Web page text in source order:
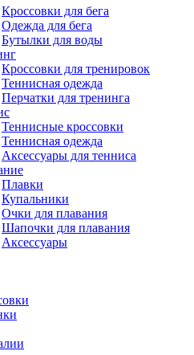
Кроссовки для бега
Одежда для бега
Бутылки для воды
Кроссовки для тренировок
Теннисная одежда
Перчатки для тренинга
Теннисные кроссовки
Теннисная одежда
Аксессуары для тенниса
Плавки
Купальники
Очки для плавания
Шапочки для плавания
Аксессуары